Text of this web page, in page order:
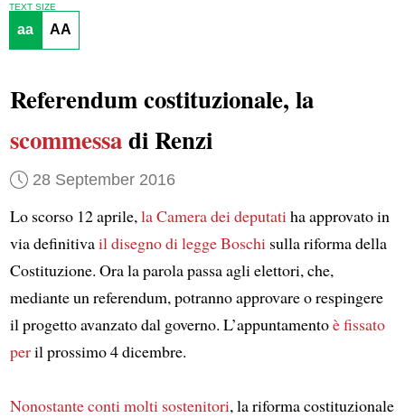
TEXT SIZE
aa AA
Referendum costituzionale, la
scommessadi Renzi
28 September 2016
Lo scorso 12 aprile,la Camera dei deputatiha approvato in
via definitivail disegno di legge Boschisulla riforma della
Costituzione. Ora la parola passa agli elettori, che,
mediante un referendum, potranno approvare o respingere
il progetto avanzato dal governo. L’appuntamentoè fissato
peril prossimo 4 dicembre.
Nonostante conti molti sostenitori, la riforma costituzionale